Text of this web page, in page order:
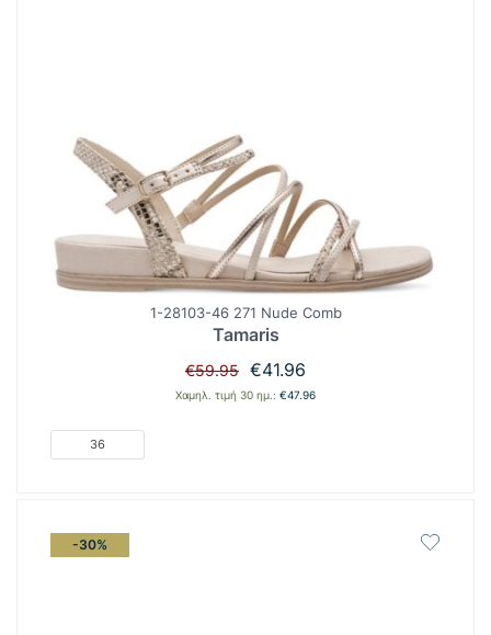
1-28103-46 271 Nude Comb
Tamaris
€59.95 Original
price
€41.96
τρέχουσα
Χαμηλ. τιμή 30 ημ.: €47.96
36
-30%